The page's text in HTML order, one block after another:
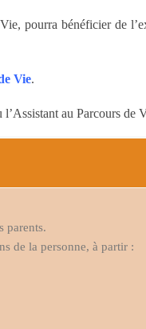
pourra bénéficier de
Vie.
au Parcours de
parents.
de la personne, à partir :